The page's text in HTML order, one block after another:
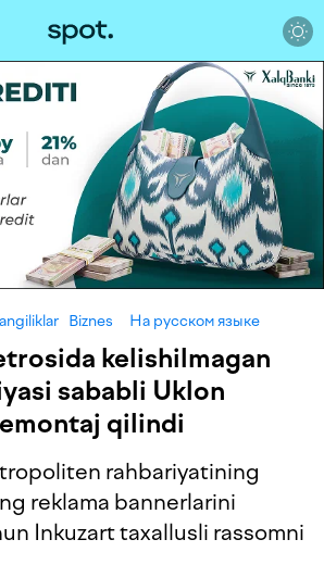
Biznes На русском языке
kelishilmagan
sababli Uklon
qilindi
rahbariyatining
reklama bannerlarini
Inkuzart taxallusli rassomni